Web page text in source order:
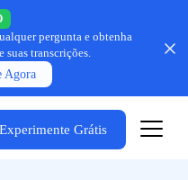
pergunta e obtenha
suas transcrições.
Agora
Experimente Grátis